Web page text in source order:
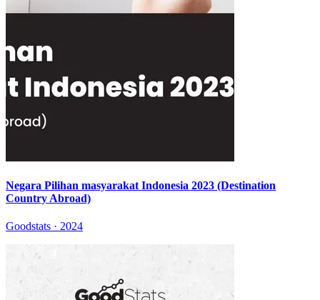
Negara Pilihan masyarakat Indonesia 2023 (Destination
Country Abroad)
Goodstats · 2024